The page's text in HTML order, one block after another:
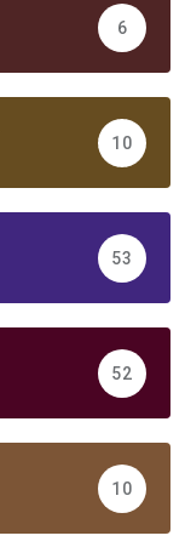
6
10
53
52
10